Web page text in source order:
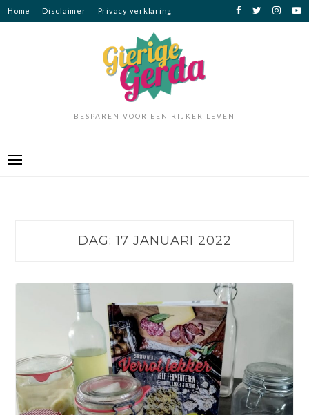
Ga
naar
Home Disclaimer Privacy verklaring
BESPAREN VOOR EEN RIJKER LEVEN
DAG:17 JANUARI 2022